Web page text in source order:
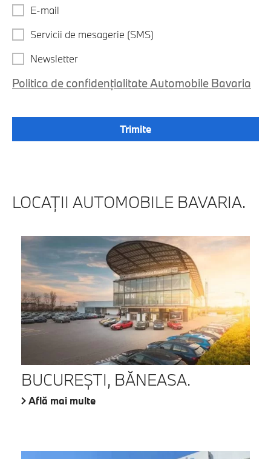
E-mail
Servicii de mesagerie (SMS)
Newsletter
Politica de confidențialitate Automobile Bavaria
LOCAŢII AUTOMOBILE BAVARIA.
BUCUREŞTI, BĂNEASA.
Află mai multe